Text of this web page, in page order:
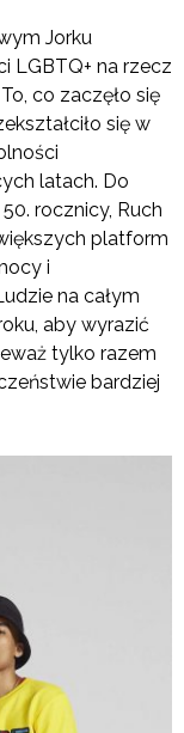
Jorku
LGBTQ+ na rzecz
co zaczęło się
się w
latach. Do
rocznicy, Ruch
platform
i
na całym
aby wyrazić
tylko razem
bardziej